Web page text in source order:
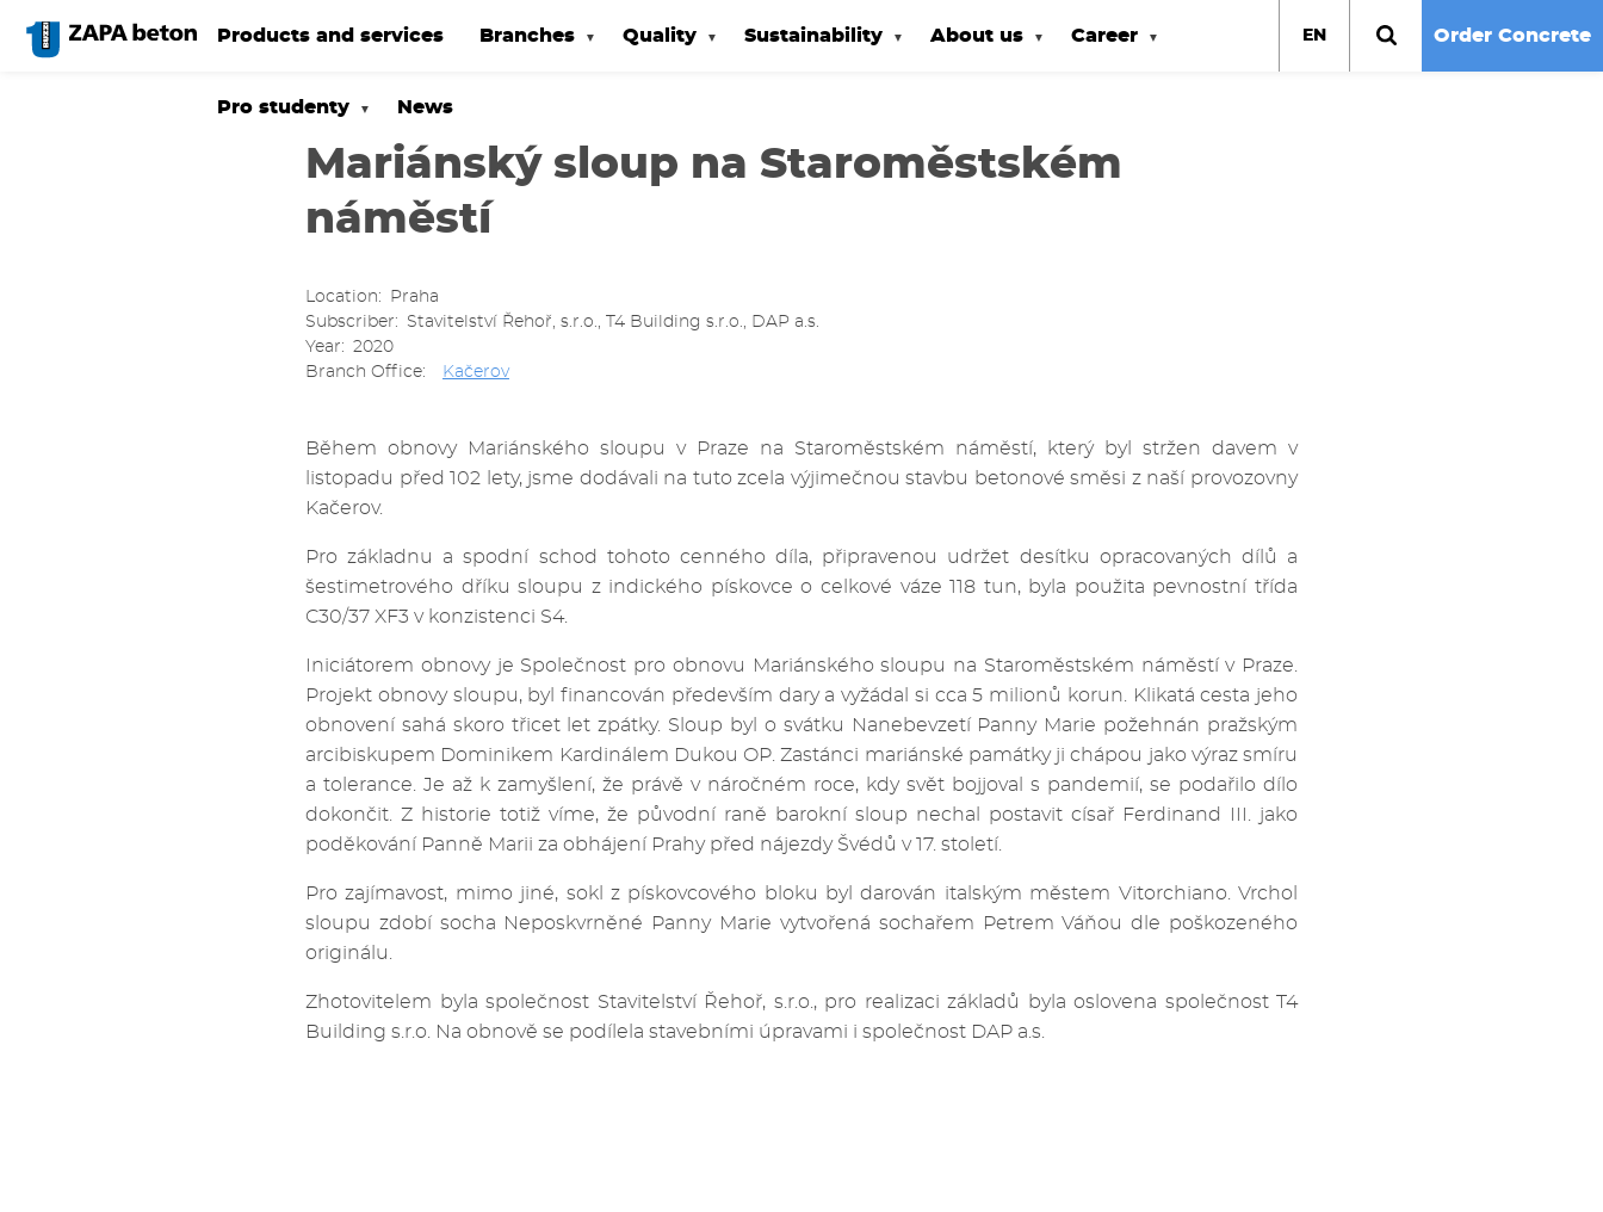
main
Products and services Branches Quality Sustainability About us Career
Pro studenty News
EN Order Concrete
Mariánský sloup na Staroměstském
náměstí
Location
Praha
Subscriber
Stavitelství Řehoř, s.r.o., T4 Building s.r.o., DAP a.s.
Year
2020
Branch Office
Kačerov
Během obnovy Mariánského sloupu v Praze na Staroměstském náměstí, který byl stržen davem v
listopadu před 102 lety, jsme dodávali na tuto zcela výjimečnou stavbu betonové směsi z naší provozovny
Kačerov.
Pro základnu a spodní schod tohoto cenného díla, připravenou udržet desítku opracovaných dílů a
šestimetrového dříku sloupu z indického pískovce o celkové váze 118 tun, byla použita pevnostní třída
C30/37 XF3 v konzistenci S4.
Iniciátorem obnovy je Společnost pro obnovu Mariánského sloupu na Staroměstském náměstí v Praze.
Projekt obnovy sloupu, byl financován především dary a vyžádal si cca 5 milionů korun. Klikatá cesta jeho
obnovení sahá skoro třicet let zpátky. Sloup byl o svátku Nanebevzetí Panny Marie požehnán pražským
arcibiskupem Dominikem Kardinálem Dukou OP. Zastánci mariánské památky ji chápou jako výraz smíru
a tolerance. Je až k zamyšlení, že právě v náročném roce, kdy svět bojjoval s pandemií, se podařilo dílo
dokončit. Z historie totiž víme, že původní raně barokní sloup nechal postavit císař Ferdinand III. jako
poděkování Panně Marii za obhájení Prahy před nájezdy Švédů v 17. století.
Pro zajímavost, mimo jiné, sokl z pískovcového bloku byl darován italským městem Vitorchiano. Vrchol
sloupu zdobí socha Neposkvrněné Panny Marie vytvořená sochařem Petrem Váňou dle poškozeného
originálu.
Zhotovitelem byla společnost Stavitelství Řehoř, s.r.o., pro realizaci základů byla oslovena společnost T4
Building s.r.o. Na obnově se podílela stavebními úpravami i společnost DAP a.s.